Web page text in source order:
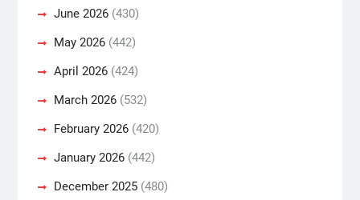
June 2026(430)
May 2026(442)
April 2026(424)
March 2026(532)
February 2026(420)
January 2026(442)
December 2025(480)